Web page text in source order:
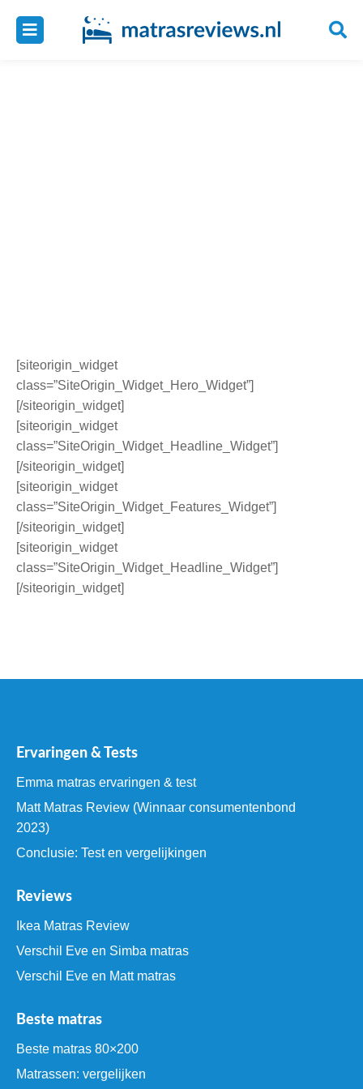
[siteorigin_widget
class=”SiteOrigin_Widget_Hero_Widget”]
[/siteorigin_widget]
[siteorigin_widget
class=”SiteOrigin_Widget_Headline_Widget”]
[/siteorigin_widget]
[siteorigin_widget
class=”SiteOrigin_Widget_Features_Widget”]
[/siteorigin_widget]
[siteorigin_widget
class=”SiteOrigin_Widget_Headline_Widget”]
[/siteorigin_widget]
Ervaringen & Tests
Emma matras ervaringen & test
Matt Matras Review (Winnaar consumentenbond
2023)
Conclusie: Test en vergelijkingen
Reviews
Ikea Matras Review
Verschil Eve en Simba matras
Verschil Eve en Matt matras
Beste matras
Beste matras 80×200
Matrassen: vergelijken